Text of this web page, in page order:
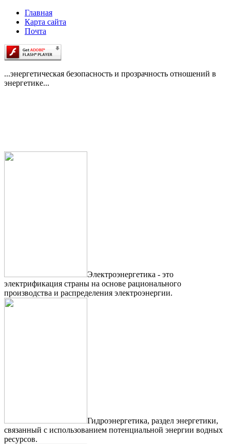
Главная
Карта сайта
Почта
...энергетическая безопасность и прозрачность отношений в
энергетике...
Электроэнергетика - это
электрификация страны на основе рационального
производства и распределения электроэнергии.
Гидроэнергетика, раздел энергетики,
связанный с использованием потенциальной энергии водных
ресурсов.